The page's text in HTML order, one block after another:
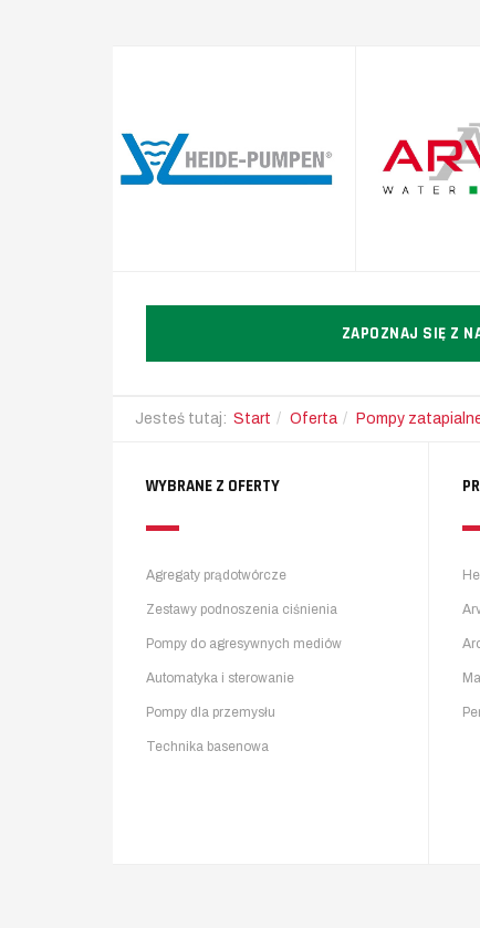
ZAPOZNAJ SIĘ Z
Jesteś tutaj: Start Oferta Pompy
WYBRANE Z OFERTY
Agregaty prądotwórcze
Zestawy podnoszenia ciśnienia
Pompy do agresywnych mediów
Automatyka i sterowanie
Pompy dla przemysłu
Technika basenowa